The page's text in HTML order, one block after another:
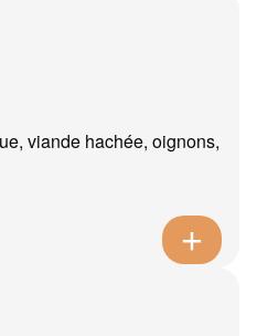
viande hachée, oignons,